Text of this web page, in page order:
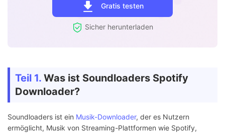
Gratis testen
Sicher herunterladen
Teil 1. Was ist Soundloaders Spotify
Downloader?
Soundloaders ist ein Musik-Downloader, der es Nutzern
ermöglicht, Musik von Streaming-Plattformen wie Spotify,